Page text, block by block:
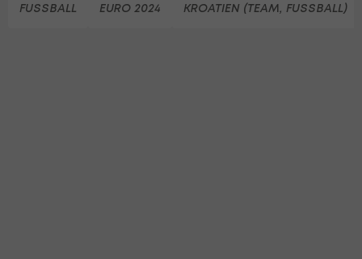
FUSSBALL EURO 2024 KROATIEN (TEAM, FUSSBALL)